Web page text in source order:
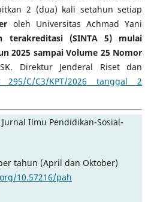
2 (dua) kali setahun setiap
oleh Universitas Achmad Yani
terakreditasi (SINTA 5) mulai
2025 sampai Volume 25 Nomor
Direktur Jenderal Riset dan
295/C/C3/KPT/2026 tanggal 2
Jurnal Ilmu Pendidikan-Sosial-
tahun (April dan Oktober)
10.57216/pah